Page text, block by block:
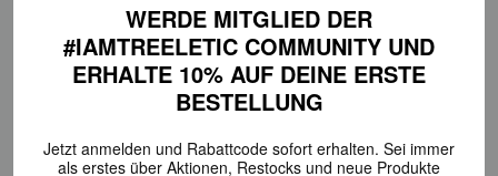
SURF FEELING
Unsere einzigartigen Balanceboards sind vom Surfen inspiriert und
und Fitness zu verbessern.
WERDE MITGLIED DER
#IAMTREELETIC COMMUNITY UND
ERHALTE 10% AUF DEINE ERSTE
BESTELLUNG
Jetzt anmelden und Rabattcode sofort erhalten. Sei immer
als erstes über Aktionen, Restocks und neue Produkte